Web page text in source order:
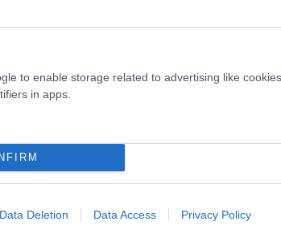
to enable storage related to advertising like
in apps.
Data Deletion Data Access Privacy Policy
elastica adesiva tipo Tensoplast
Benda elastica adesiva bianca in cotone,
€ (iva esclusa)